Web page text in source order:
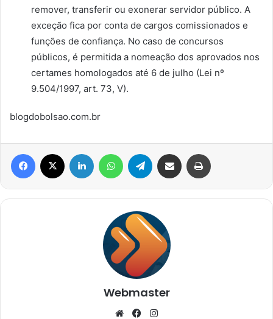
remover, transferir ou exonerar servidor público. A
exceção fica por conta de cargos comissionados e
funções de confiança. No caso de concursos
públicos, é permitida a nomeação dos aprovados nos
certames homologados até 6 de julho (Lei nº
9.504/1997, art. 73, V).
blogdobolsao.com.br
Facebook Linkedin WhatsAppTelegram Compartilhar via e-mail
Webmaster
WebsiteFacebook